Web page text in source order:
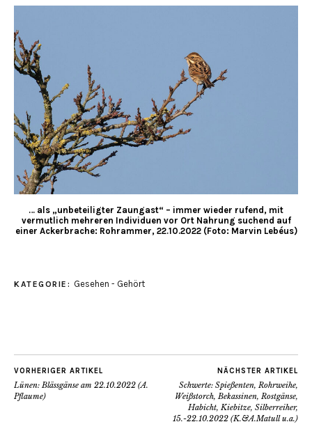
… als „unbeteiligter Zaungast“ – immer wieder rufend, mit
vermutlich mehreren Individuen vor Ort Nahrung suchend auf
einer Ackerbrache: Rohrammer, 22.10.2022 (Foto: Marvin Lebéus)
KATEGORIE: Gesehen - Gehört
VORHERIGER ARTIKEL
Lünen: Blässgänse am 22.10.2022 (A.
Pflaume)
NÄCHSTER ARTIKEL
Schwerte: Spießenten, Rohrweihe,
Weißstorch, Bekassinen, Rostgänse,
Habicht, Kiebitze, Silberreiher,
15.-22.10.2022 (K.&A.Matull u.a.)